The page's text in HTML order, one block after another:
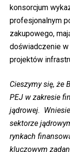
konsorcjum
profesjonalnym
zakupowego,
doświadczenie
projektów
Cieszymy się, że
PEJ w zakresie
jądrowej.
sektorze
rynkach
kluczowym